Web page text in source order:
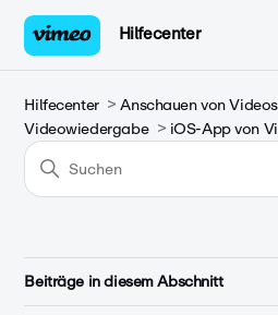
Hilfecenter
Hilfecenter
Anschauen von
Videowiedergabe
iOS-App von
Beiträge in diesem Abschnitt